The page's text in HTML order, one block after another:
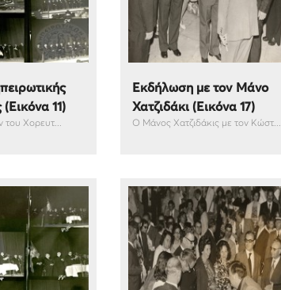
11)
του Χορευτ...
Εκδήλωση με τον Μάνο
Χατζιδάκι (Εικόνα 17)
Ο Μάνος Χατζιδάκις με τον Κώστ...